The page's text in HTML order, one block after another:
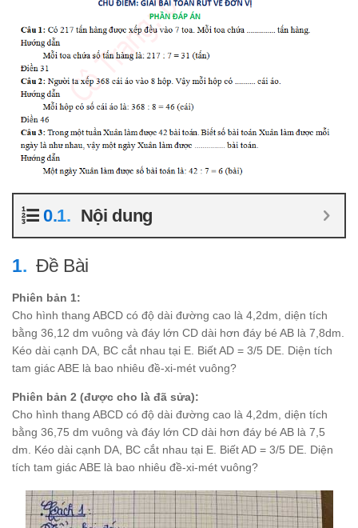
Nội dung
Đề Bài
Phiên bản 1:
Cho hình thang ABCD có độ dài đường cao là 4,2dm, diện tích
bằng 36,12 dm vuông và đáy lớn CD dài hơn đáy bé AB là 7,8dm.
Kéo dài cạnh DA, BC cắt nhau tại E. Biết AD = 3/5 DE. Diện tích
tam giác ABE là bao nhiêu đề-xi-mét vuông?
Phiên bản 2 (được cho là đã sửa):
Cho hình thang ABCD có độ dài đường cao là 4,2dm, diện tích
bằng 36,75 dm vuông và đáy lớn CD dài hơn đáy bé AB là 7,5
dm. Kéo dài cạnh DA, BC cắt nhau tại E. Biết AD = 3/5 DE. Diện
tích tam giác ABE là bao nhiêu đề-xi-mét vuông?